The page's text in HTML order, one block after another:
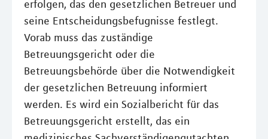
erfolgen, das den gesetzlichen Betreuer und
seine Entscheidungsbefugnisse festlegt.
Vorab muss das zuständige
Betreuungsgericht oder die
Betreuungsbehörde über die Notwendigkeit
der gesetzlichen Betreuung informiert
werden. Es wird ein Sozialbericht für das
Betreuungsgericht erstellt, das ein